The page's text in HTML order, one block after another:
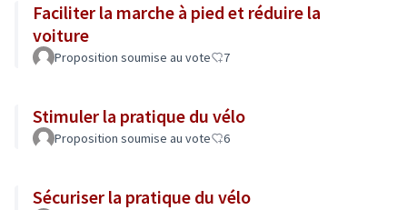
Faciliter la marche à pied et réduire la
voiture
Proposition soumise au vote 7
Stimuler la pratique du vélo
Proposition soumise au vote 6
Sécuriser la pratique du vélo